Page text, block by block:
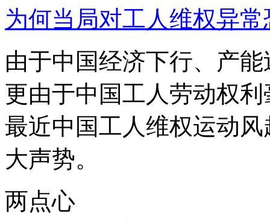
为何当局对工人维权异
由于中国经济下行、产
更由于中国工人劳动权
最近中国工人维权运动
大声势。
两点心